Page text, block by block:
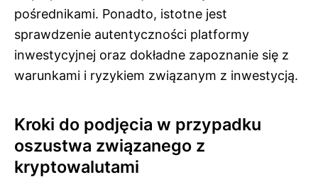
pośrednikami. Ponadto, istotne jest
sprawdzenie autentyczności platformy
inwestycyjnej oraz dokładne zapoznanie się z
warunkami i ryzykiem związanym z inwestycją.
Kroki do podjęcia w przypadku
oszustwa związanego z
kryptowalutami